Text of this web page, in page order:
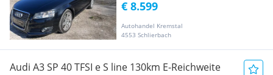
Autohandel Kremstal
4553 Schlierbach
€ 8.599
Audi A3 SP 40 TFSI e S line 130km E-Reichweite